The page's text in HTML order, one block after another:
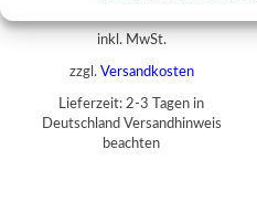
inkl. MwSt.
zzgl. Versandkosten
Lieferzeit: 2-3 Tagen in
Deutschland Versandhinweis
beachten